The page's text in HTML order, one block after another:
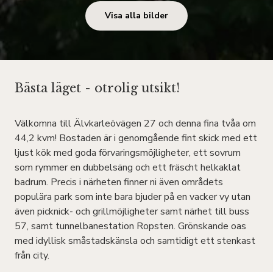
Visa alla bilder
Bästa läget - otrolig utsikt!
Välkomna till Älvkarleövägen 27 och denna fina tvåa om
44,2 kvm! Bostaden är i genomgående fint skick med ett
ljust kök med goda förvaringsmöjligheter, ett sovrum
som rymmer en dubbelsäng och ett fräscht helkaklat
badrum. Precis i närheten finner ni även områdets
populära park som inte bara bjuder på en vacker vy utan
även picknick- och grillmöjligheter samt närhet till buss
57, samt tunnelbanestation Ropsten. Grönskande oas
med idyllisk småstadskänsla och samtidigt ett stenkast
från city.